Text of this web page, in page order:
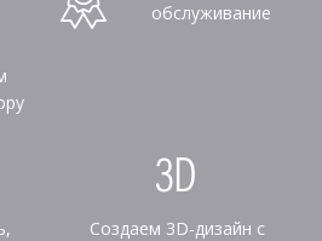
обслуживание
Создаем 3D-дизайн с